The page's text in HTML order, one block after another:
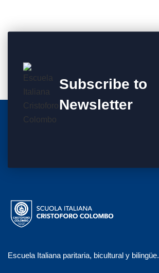
Subscribe to
Newsletter
Escuela Italiana paritaria, bicultural y bilingüe.